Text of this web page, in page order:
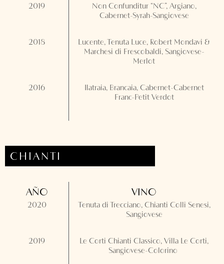
2019
Non Confunditur “NC”, Argiano,
Cabernet-Syrah-Sangiovese
2018
Lucente, Tenuta Luce, Robert Mondavi &
Marchesi di Frescobaldi, Sangiovese-
Merlot
2016
Ilatraia, Brancaia, Cabernet-Cabernet
Franc-Petit Verdot
CHIANTI
AÑO
2020
VINO
Tenuta di Trecciano, Chianti Colli Senesi,
Sangiovese
2019
Le Corti Chianti Classico, Villa Le Corti,
Sangiovese-Colorino